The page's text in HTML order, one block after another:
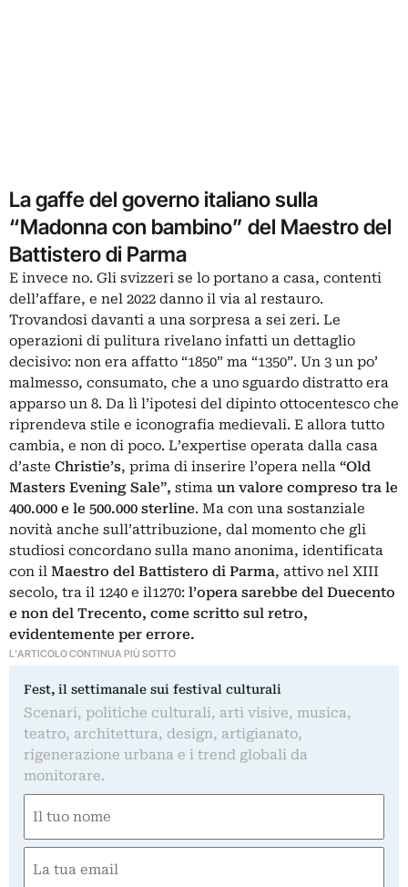
La gaffe del governo italiano sulla
“Madonna con bambino” del Maestro del
Battistero di Parma
E invece no. Gli svizzeri se lo portano a casa, contenti
dell’affare, e nel 2022 danno il via al restauro.
Trovandosi davanti a una sorpresa a sei zeri. Le
operazioni di pulitura rivelano infatti un dettaglio
decisivo: non era affatto “1850” ma “1350”. Un 3 un po’
malmesso, consumato, che a uno sguardo distratto era
apparso un 8. Da lì l’ipotesi del dipinto ottocentesco che
riprendeva stile e iconografia medievali. E allora tutto
cambia, e non di poco. L’expertise operata dalla casa
d’aste Christie’s, prima di inserire l’opera nella “Old
Masters Evening Sale”, stima un valore compreso tra le
400.000 e le 500.000 sterline. Ma con una sostanziale
novità anche sull’attribuzione, dal momento che gli
studiosi concordano sulla mano anonima, identificata
con il Maestro del Battistero di Parma, attivo nel XIII
secolo, tra il 1240 e il1270: l’opera sarebbe del Duecento
e non del Trecento, come scritto sul retro,
evidentemente per errore.
L'ARTICOLO CONTINUA PIÙ SOTTO
Fest, il settimanale sui festival culturali
Scenari, politiche culturali, arti visive, musica,
teatro, architettura, design, artigianato,
rigenerazione urbana e i trend globali da
monitorare.
(Required)
First
(Required)